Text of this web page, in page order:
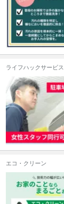
ライフハックサービス
エコ・クリーン